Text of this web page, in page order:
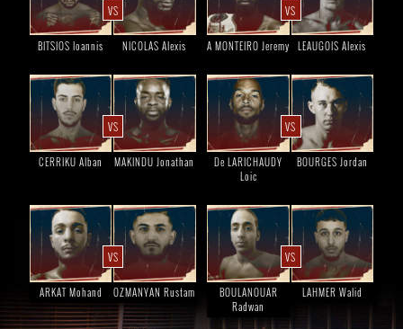
VS
BITSIOS Ioannis NICOLAS Alexis
VS
A MONTEIRO Jeremy LEAUGOIS Alexis
VS
CERRIKU Alban MAKINDU Jonathan
VS
De LARICHAUDY
Loic
BOURGES Jordan
VS
ARKAT Mohand OZMANYAN Rustam
VS
BOULANOUAR
Radwan
LAHMER Walid